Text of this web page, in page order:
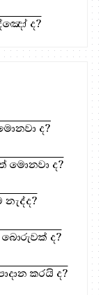
ද?
ද?
මොනවා ද?
බොරුවක් ද?
කරයි ද?